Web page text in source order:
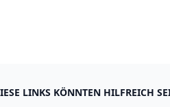
LINKS KÖNNTEN HILFREICH